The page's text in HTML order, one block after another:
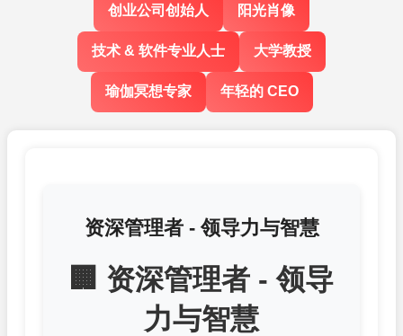
创业公司创始人 阳光肖像
技术 & 软件专业人士 大学教授
瑜伽冥想专家 年轻的 CEO
资深管理者 - 领导力与智慧
🏢 资深管理者 - 领导
力与智慧